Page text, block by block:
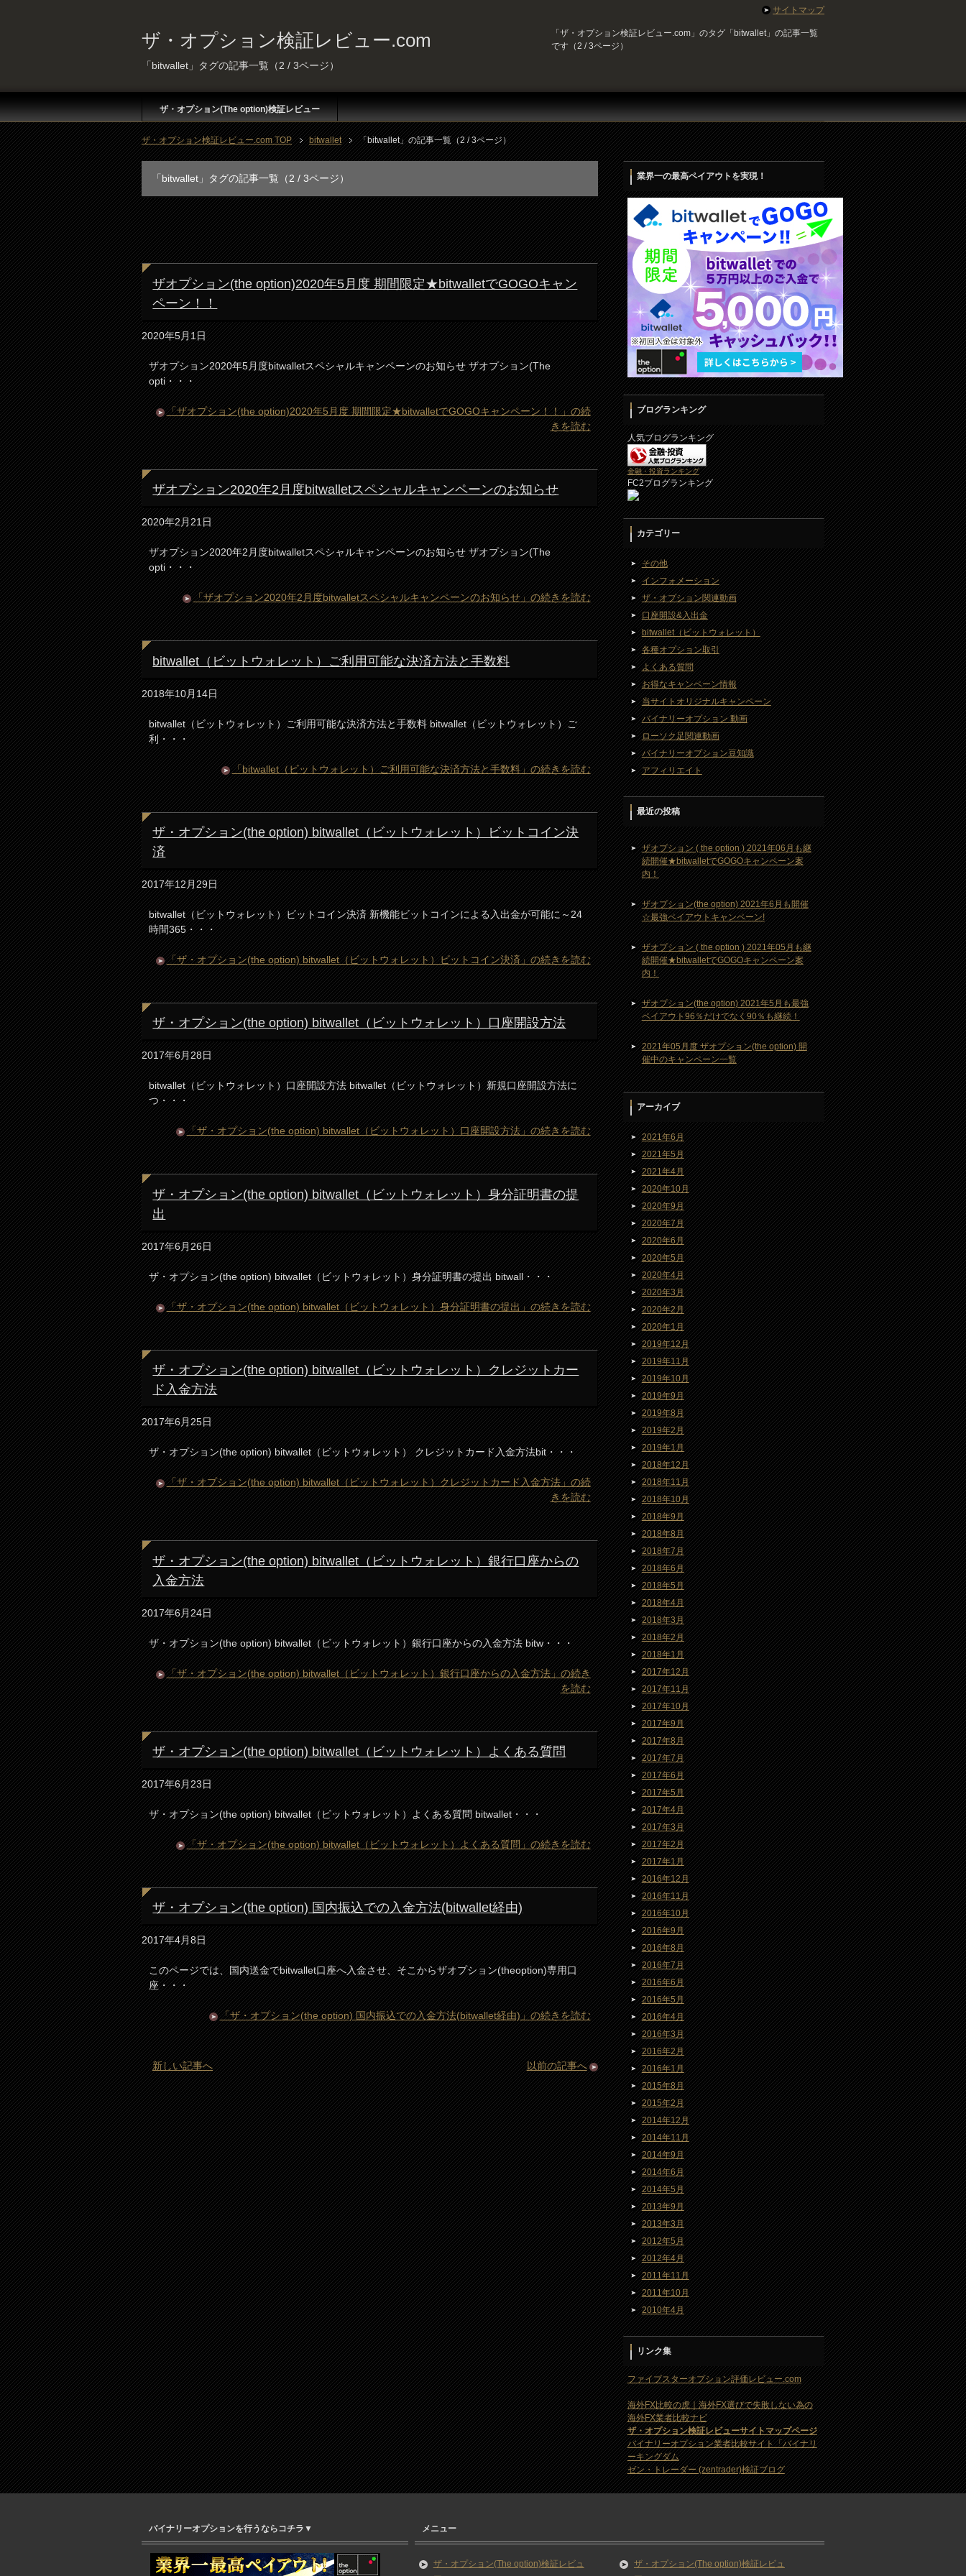
ザ・オプション検証レビュー.com
「bitwallet」タグの記事一覧（2 / 3ページ）
「ザ・オプション検証レビュー.com」のタグ「bitwallet」の記事一覧
です（2 / 3ページ）
ザ・オプション(The option)検証レビュー
ザ・オプション検証レビュー.com TOP bitwallet 「bitwallet」の記事一覧（2 / 3ページ）
「bitwallet」タグの記事一覧（2 / 3ページ）
ザオプション(the option)2020年5月度 期間限定★bitwalletでGOGOキャン
ペーン！！
2020年5月1日
ザオプション2020年5月度bitwalletスペシャルキャンペーンのお知らせ ザオプション(The
opti・・・
「ザオプション(the option)2020年5月度 期間限定★bitwalletでGOGOキャンペーン！！」の続
きを読む
ザオプション2020年2月度bitwalletスペシャルキャンペーンのお知らせ
2020年2月21日
ザオプション2020年2月度bitwalletスペシャルキャンペーンのお知らせ ザオプション(The
opti・・・
「ザオプション2020年2月度bitwalletスペシャルキャンペーンのお知らせ」の続きを読む
bitwallet（ビットウォレット）ご利用可能な決済方法と手数料
2018年10月14日
bitwallet（ビットウォレット）ご利用可能な決済方法と手数料 bitwallet（ビットウォレット）ご
利・・・
「bitwallet（ビットウォレット）ご利用可能な決済方法と手数料」の続きを読む
ザ・オプション(the option) bitwallet（ビットウォレット）ビットコイン決
済
2017年12月29日
bitwallet（ビットウォレット）ビットコイン決済 新機能ビットコインによる入出金が可能に～24
時間365・・・
「ザ・オプション(the option) bitwallet（ビットウォレット）ビットコイン決済」の続きを読む
ザ・オプション(the option) bitwallet（ビットウォレット）口座開設方法
2017年6月28日
bitwallet（ビットウォレット）口座開設方法 bitwallet（ビットウォレット）新規口座開設方法に
つ・・・
「ザ・オプション(the option) bitwallet（ビットウォレット）口座開設方法」の続きを読む
ザ・オプション(the option) bitwallet（ビットウォレット）身分証明書の提
出
2017年6月26日
ザ・オプション(the option) bitwallet（ビットウォレット）身分証明書の提出 bitwall・・・
「ザ・オプション(the option) bitwallet（ビットウォレット）身分証明書の提出」の続きを読む
ザ・オプション(the option) bitwallet（ビットウォレット）クレジットカー
ド入金方法
2017年6月25日
ザ・オプション(the option) bitwallet（ビットウォレット） クレジットカード入金方法bit・・・
「ザ・オプション(the option) bitwallet（ビットウォレット）クレジットカード入金方法」の続
きを読む
ザ・オプション(the option) bitwallet（ビットウォレット）銀行口座からの
入金方法
2017年6月24日
ザ・オプション(the option) bitwallet（ビットウォレット）銀行口座からの入金方法 bitw・・・
「ザ・オプション(the option) bitwallet（ビットウォレット）銀行口座からの入金方法」の続き
を読む
ザ・オプション(the option) bitwallet（ビットウォレット）よくある質問
2017年6月23日
ザ・オプション(the option) bitwallet（ビットウォレット）よくある質問 bitwallet・・・
「ザ・オプション(the option) bitwallet（ビットウォレット）よくある質問」の続きを読む
ザ・オプション(the option) 国内振込での入金方法(bitwallet経由)
2017年4月8日
このページでは、国内送金でbitwallet口座へ入金させ、そこからザオプション(theoption)専用口
座・・・
「ザ・オプション(the option) 国内振込での入金方法(bitwallet経由)」の続きを読む
以前の記事へ
新しい記事へ
業界一の最高ペイアウトを実現！
ブログランキング
人気ブログランキング
金融・投資ランキング
FC2ブログランキング
カテゴリー
その他
インフォメーション
ザ・オプション関連動画
口座開設&入出金
bitwallet（ビットウォレット）
各種オプション取引
よくある質問
お得なキャンペーン情報
当サイトオリジナルキャンペーン
バイナリーオプション 動画
ローソク足関連動画
バイナリーオプション豆知識
アフィリエイト
最近の投稿
ザオプション ( the option ) 2021年06月も継
続開催★bitwalletでGOGOキャンペーン案
内！
ザオプション(the option) 2021年6月も開催
☆最強ペイアウトキャンペーン!
ザオプション ( the option ) 2021年05月も継
続開催★bitwalletでGOGOキャンペーン案
内！
ザオプション(the option) 2021年5月も最強
ペイアウト96％だけでなく90％も継続！
2021年05月度 ザオプション(the option) 開
催中のキャンペーン一覧
アーカイブ
2021年6月
2021年5月
2021年4月
2020年10月
2020年9月
2020年7月
2020年6月
2020年5月
2020年4月
2020年3月
2020年2月
2020年1月
2019年12月
2019年11月
2019年10月
2019年9月
2019年8月
2019年2月
2019年1月
2018年12月
2018年11月
2018年10月
2018年9月
2018年8月
2018年7月
2018年6月
2018年5月
2018年4月
2018年3月
2018年2月
2018年1月
2017年12月
2017年11月
2017年10月
2017年9月
2017年8月
2017年7月
2017年6月
2017年5月
2017年4月
2017年3月
2017年2月
2017年1月
2016年12月
2016年11月
2016年10月
2016年9月
2016年8月
2016年7月
2016年6月
2016年5月
2016年4月
2016年3月
2016年2月
2016年1月
2015年8月
2015年2月
2014年12月
2014年11月
2014年9月
2014年6月
2014年5月
2013年9月
2013年3月
2012年5月
2012年4月
2011年11月
2011年10月
2010年4月
リンク集
ファイブスターオプション評価レビュー.com
海外FX比較の虎｜海外FX選びで失敗しない為の
海外FX業者比較ナビ
ザ・オプション検証レビューサイトマップページ
バイナリーオプション業者比較サイト「バイナリ
ーキングダム
ゼン・トレーダー (zentrader)検証ブログ
バイナリーオプションを行うならコチラ▼ メニュー
ザ・オプション(The option)検証レビュ
ザ・オプション(The option)検証レビュ
サイトマップ